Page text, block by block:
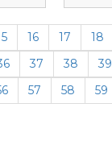
16 17 18
37 38 39
57 58 59